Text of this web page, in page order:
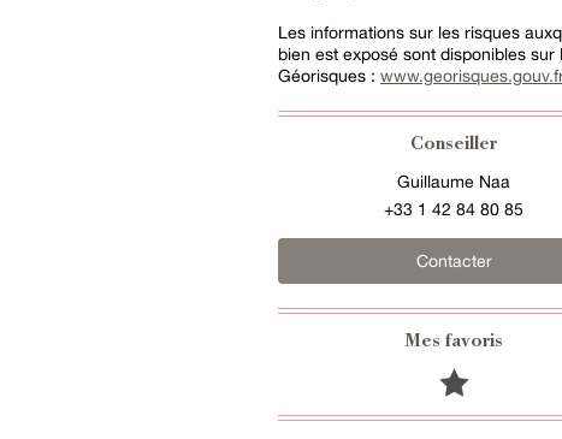
Les informations sur les risques
bien est exposé sont disponibles sur
Géorisques :
Conseiller
Guillaume Naa
+33 1 42 84 80 85
Contacter
Mes favoris